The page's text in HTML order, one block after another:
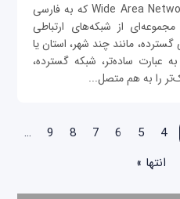
شبکه ناحیه گسترده WAN یا Wide Area Network که به فارسی
از شبکه‌های ارتباطی
مانند چند شهر، استان یا
عبارت ساده‌تر، شبکه گسترده،
را به هم متصل...
4
5
6
7
8
9
…
انتها »